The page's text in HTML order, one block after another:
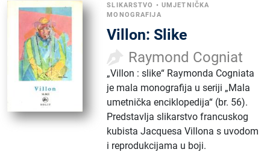
SLIKARSTVO • UMJETNIČKA
MONOGRAFIJA
Villon: Slike
Raymond Cogniat
„Villon : slike“ Raymonda Cogniata
je mala monografija u seriji „Mala
umetnička enciklopedija“ (br. 56).
Predstavlja slikarstvo francuskog
kubista Jacquesa Villona s uvodom
i reprodukcijama u boji.